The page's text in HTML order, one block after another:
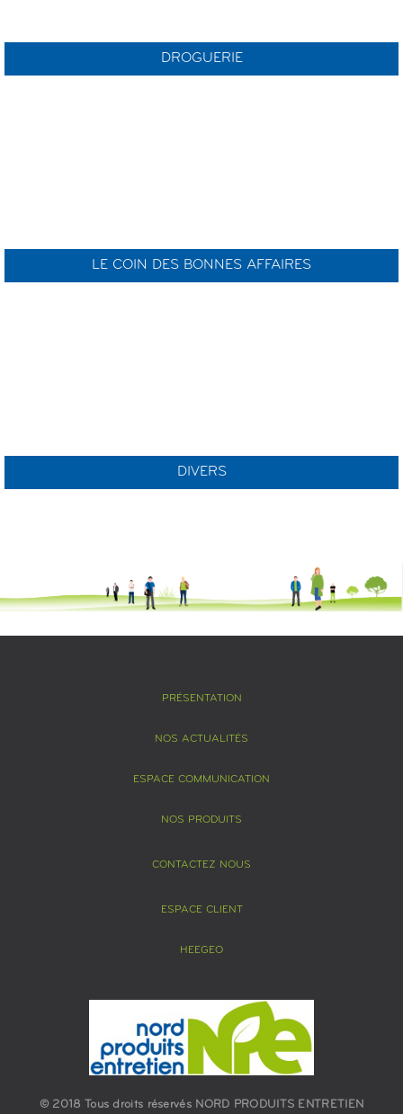
DROGUERIE
LE COIN DES BONNES AFFAIRES
DIVERS
PRÉSENTATION
NOS ACTUALITÉS
ESPACE COMMUNICATION
NOS PRODUITS
CONTACTEZ NOUS
ESPACE CLIENT
HEEGEO
© 2018 Tous droits réservés NORD PRODUITS ENTRETIEN